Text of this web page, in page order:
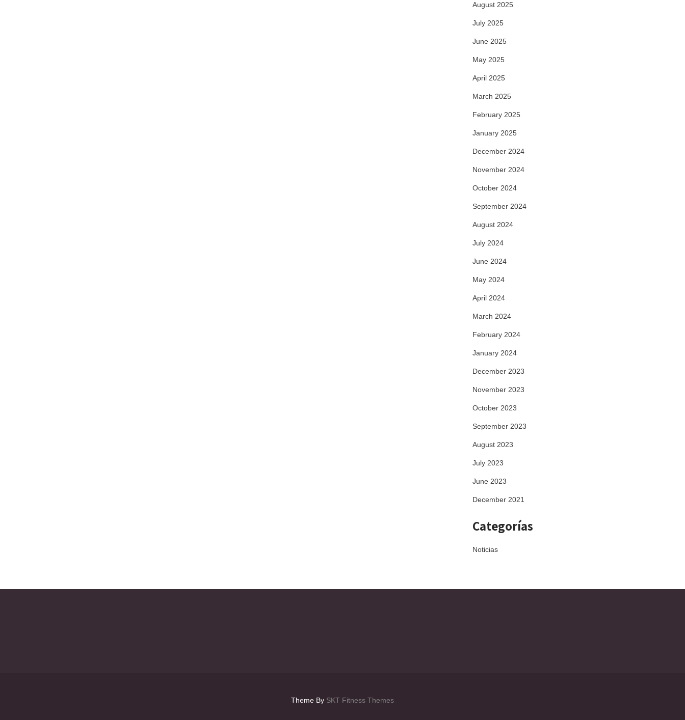
August 2025
July 2025
June 2025
May 2025
April 2025
March 2025
February 2025
January 2025
December 2024
November 2024
October 2024
September 2024
August 2024
July 2024
June 2024
May 2024
April 2024
March 2024
February 2024
January 2024
December 2023
November 2023
October 2023
September 2023
August 2023
July 2023
June 2023
December 2021
Categorías
Noticias
Theme By SKT Fitness Themes